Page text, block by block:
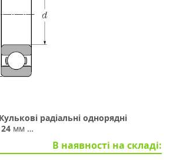
радіальні однорядні
24 мм …
В наявності на складі: